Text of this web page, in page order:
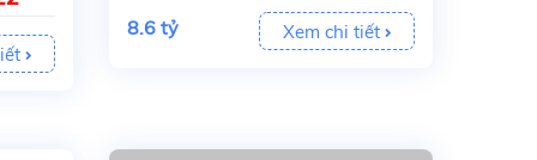
8.6 tỷ Xem chi tiết